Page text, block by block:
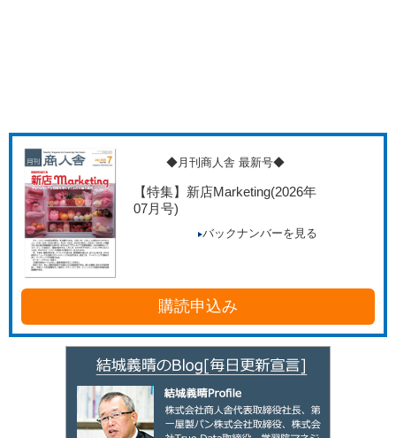
◆月刊商人舎 最新号◆
【特集】新店Marketing(2026年
07月号)
バックナンバーを見る
購読申込み